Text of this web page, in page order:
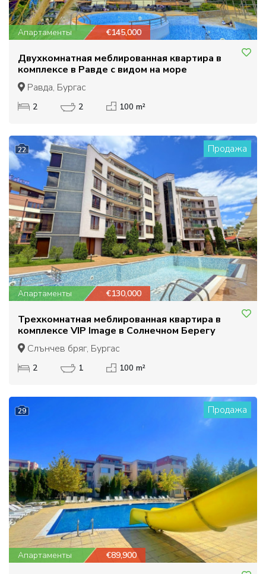
Апартаменты €145,000
Двухкомнатная меблированная квартира в
комплексе в Равде с видом на море
Равда, Бургас
2 2 100 m²
22 Продажа
Апартаменты €130,000
Трехкомнатная меблированная квартира в
комплексе VIP Image в Солнечном Берегу
Слънчев бряг, Бургас
2 1 100 m²
29 Продажа
Апартаменты €89,900